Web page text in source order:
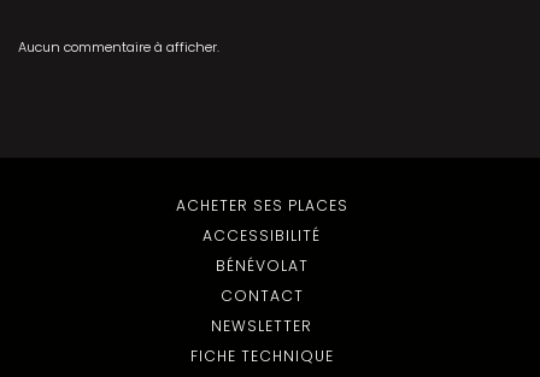
Aucun commentaire à afficher.
ACHETER SES PLACES
ACCESSIBILITÉ
BÉNÉVOLAT
CONTACT
NEWSLETTER
FICHE TECHNIQUE